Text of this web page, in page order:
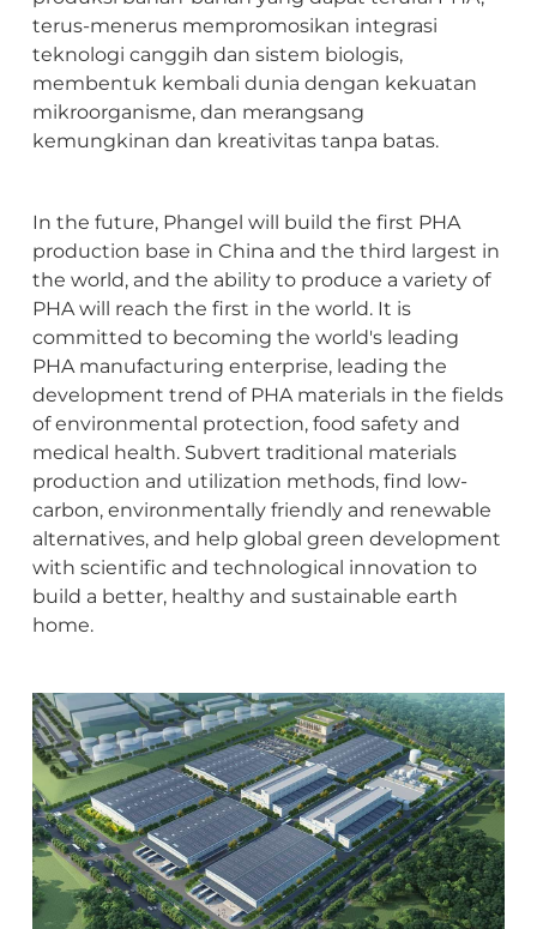
terus-menerus mempromosikan integrasi
teknologi canggih dan sistem biologis,
membentuk kembali dunia dengan kekuatan
mikroorganisme, dan merangsang
kemungkinan dan kreativitas tanpa batas.
In the future, Phangel will build the first PHA
production base in China and the third largest in
the world, and the ability to produce a variety of
PHA will reach the first in the world. It is
committed to becoming the world's leading
PHA manufacturing enterprise, leading the
development trend of PHA materials in the fields
of environmental protection, food safety and
medical health. Subvert traditional materials
production and utilization methods, find low-
carbon, environmentally friendly and renewable
alternatives, and help global green development
with scientific and technological innovation to
build a better, healthy and sustainable earth
home.